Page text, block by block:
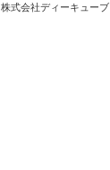
株式会社ディーキューブ